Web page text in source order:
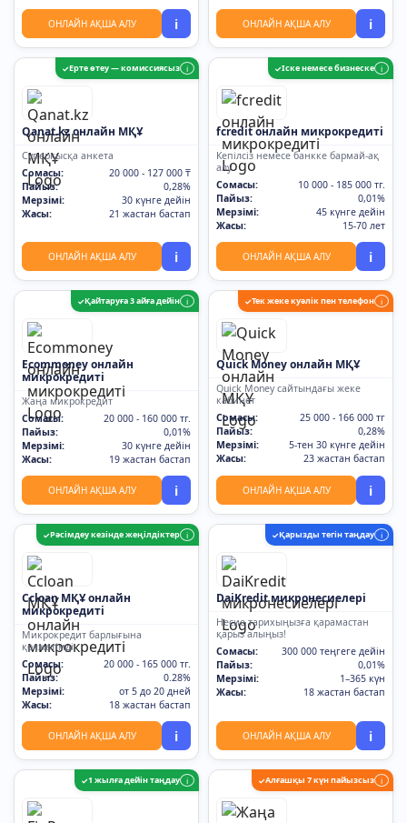
ОНЛАЙН АҚША АЛУ i ОНЛАЙН АҚША АЛУ i
✓Ерте өтеу — комиссиясыз i
Qanat.kz онлайн МҚҰ
Суперқысқа анкета
Сомасы:
20 000 - 127 000 ₸
Пайыз:
0,28%
Мерзімі:
30 күнге дейін
Жасы:
21 жастан бастап
ОНЛАЙН АҚША АЛУ i
✓Іске немесе бизнеске i
fcredit онлайн микрокредиті
Кепілсіз немесе банкке бармай-ақ
алу
Сомасы:
10 000 - 185 000 тг.
Пайыз:
0,01%
Мерзімі:
45 күнге дейін
Жасы:
15-70 лет
ОНЛАЙН АҚША АЛУ i
✓Қайтаруға 3 айға дейін i
Ecommoney онлайн
микрокредиті
Жаңа микрокредит
Сомасы:
20 000 - 160 000 тг.
Пайыз:
0,01%
Мерзімі:
30 күнге дейін
Жасы:
19 жастан бастап
ОНЛАЙН АҚША АЛУ i
✓Тек жеке куәлік пен телефон i
Quick Money онлайн МҚҰ
Quick Money сайтындағы жеке
кабинет
Сомасы:
25 000 - 166 000 тг
Пайыз:
0,28%
Мерзімі:
5-тен 30 күнге дейін
Жасы:
23 жастан бастап
ОНЛАЙН АҚША АЛУ i
✓Рәсімдеу кезінде жеңілдіктер i
Ccloan МҚҰ онлайн
микрокредиті
Микрокредит барлығына
қолжетімді
Сомасы:
20 000 - 165 000 тг.
Пайыз:
0.28%
Мерзімі:
от 5 до 20 дней
Жасы:
18 жастан бастап
ОНЛАЙН АҚША АЛУ i
✓Қарызды тегін таңдау i
DaiKredit микронесиелері
Несие тарихыңызға қарамастан
қарыз алыңыз!
Сомасы:
300 000 теңгеге дейін
Пайыз:
0,01%
Мерзімі:
1–365 күн
Жасы:
18 жастан бастап
ОНЛАЙН АҚША АЛУ i
✓1 жылға дейін таңдау i ✓Алғашқы 7 күн пайызсыз i